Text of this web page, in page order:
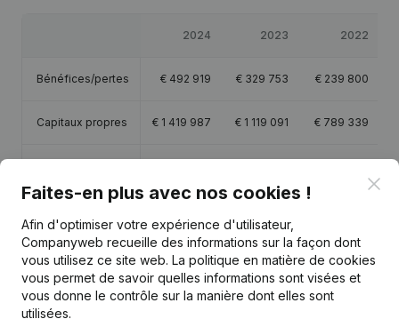
2024 2023 2022
Bénéfices/pertes € 492 919 € 329 753 € 239 800
Capitaux propres € 1 419 987 € 1 119 091 € 789 339
€
Publications
Faites-en plus avec nos cookies !
Afin d'optimiser votre expérience d'utilisateur,
Companyweb recueille des informations sur la façon dont
vous utilisez ce site web. La politique en matière de cookies
vous permet de savoir quelles informations sont visées et
vous donne le contrôle sur la manière dont elles sont
utilisées.